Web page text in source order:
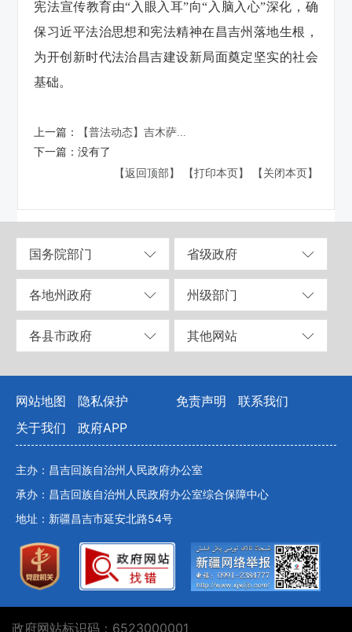
宪法宣传教育由“入眼入耳”向“入脑入心”深化，确
保习近平法治思想和宪法精神在昌吉州落地生根，
为开创新时代法治昌吉建设新局面奠定坚实的社会
基础。
上一篇：
【普法动态】吉木萨...
下一篇：没有了
【返回顶部】
【打印本页】 【关闭本页】
国务院部门 省级政府
各地州政府 州级部门
各县市政府 其他网站
网站地图 隐私保护 免责声明
联系我们
关于我们
政府APP
主办：昌吉回族自治州人民政府办公室
承办：昌吉回族自治州人民政府办公室综合保障中心
地址：新疆昌吉市延安北路54号
政府网站标识码：6523000001